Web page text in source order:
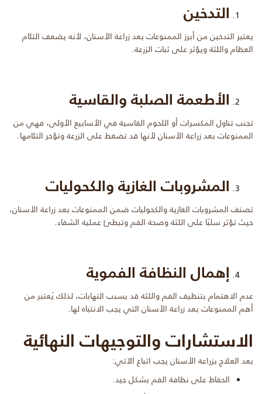
التدخين
يعتبر التدخين من أبرز الممنوعات بعد زراعة الأسنان، لأنه يضعف التئام
العظام واللثة ويؤثر على ثبات الزرعة.
الأطعمة الصلبة والقاسية
تجنب تناول المكسرات أو اللحوم القاسية في الأسابيع الأولى، فهي من
الممنوعات بعد زراعة الأسنان لأنها قد تضغط على الزرعة وتؤخر التئامها.
المشروبات الغازية والكحوليات
تصنف المشروبات الغازية والكحوليات ضمن الممنوعات بعد زراعة الأسنان،
حيث تؤثر سلبًا على اللثة وصحة الفم وتبطئ عملية الشفاء.
إهمال النظافة الفموية
عدم الاهتمام بتنظيف الفم واللثة قد يسبب التهابات، لذلك يُعتبر من
أهم الممنوعات بعد زراعة الأسنان التي يجب الانتباه لها.
الاستشارات والتوجيهات النهائية
بعد العلاج بزراعة الأسنان يجب اتباع الآتي:
الحفاظ على نظافة الفم بشكل جيد.